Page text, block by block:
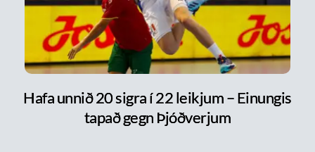
Hafa unnið 20 sigra í 22 leikjum – Einungis
tapað gegn Þjóðverjum